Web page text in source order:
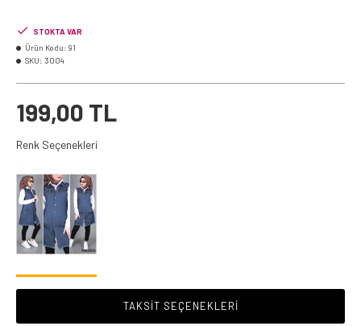
199,00 TL
STOKTA VAR
Ürün Kodu: 91
SKU: 3004
Renk Seçenekleri
TAKSIT SEÇENEKLERI